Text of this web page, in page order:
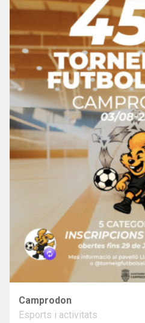
Camprodon
Esports i activitats